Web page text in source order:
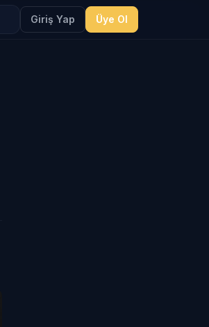
Giriş Yap Üye Ol